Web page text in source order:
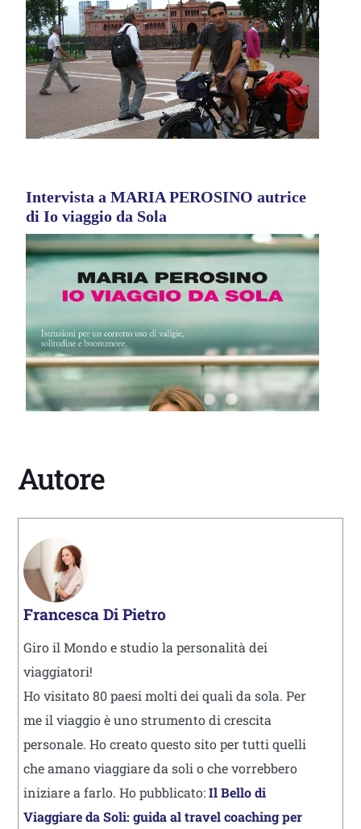
Intervista a MARIA PEROSINO autrice
di Io viaggio da Sola
Autore
Francesca Di Pietro
Giro il Mondo e studio la personalità dei
viaggiatori!
Ho visitato 80 paesi molti dei quali da sola. Per
me il viaggio è uno strumento di crescita
personale. Ho creato questo sito per tutti quelli
che amano viaggiare da soli o che vorrebbero
iniziare a farlo. Ho pubblicato:Il Bello di
Viaggiare da Soli: guida al travel coaching per